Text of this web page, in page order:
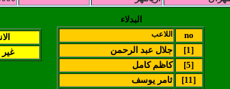
البدلاء
اللاعب
no
جلال عبد الرحمن
[1]
كاظم كامل
[5]
ثامر يوسف
[11]